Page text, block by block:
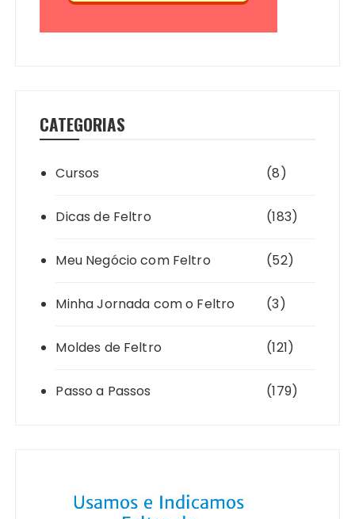
CATEGORIAS
Cursos (8)
Dicas de Feltro (183)
Meu Negócio com Feltro (52)
Minha Jornada com o Feltro (3)
Moldes de Feltro (121)
Passo a Passos (179)